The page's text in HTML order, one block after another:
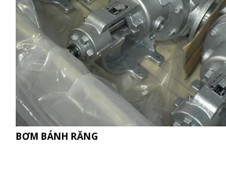
BƠM BÁNH RĂNG